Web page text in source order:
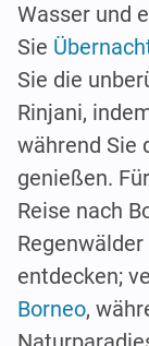
Wasser und
Sie
Sie die
Rinjani,
während Sie
genießen.
Reise nach
entdecken;
Borneo,